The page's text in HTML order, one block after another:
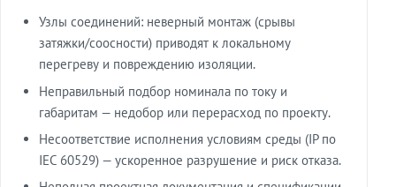
Узлы соединений: неверный монтаж (срывы
затяжки/соосности) приводят к локальному
перегреву и повреждению изоляции.
Неправильный подбор номинала по току и
габаритам — недобор или перерасход по проекту.
Несоответствие исполнения условиям среды (IP по
IEC 60529) — ускоренное разрушение и риск отказа.